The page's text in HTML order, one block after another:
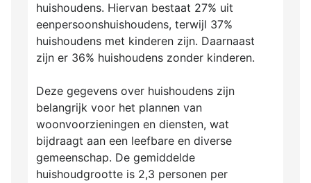
huishoudens. Hiervan bestaat 27% uit
eenpersoonshuishoudens, terwijl 37%
huishoudens met kinderen zijn. Daarnaast
zijn er 36% huishoudens zonder kinderen.
Deze gegevens over huishoudens zijn
belangrijk voor het plannen van
woonvoorzieningen en diensten, wat
bijdraagt aan een leefbare en diverse
gemeenschap. De gemiddelde
huishoudgrootte is 2,3 personen per